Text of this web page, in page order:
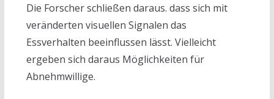
Die Forscher schließen daraus. dass sich mit
veränderten visuellen Signalen das
Essverhalten beeinflussen lässt. Vielleicht
ergeben sich daraus Möglichkeiten für
Abnehmwillige.